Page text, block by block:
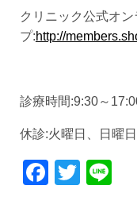
クリニック公式オ
プ:http://
診療時間:9:30～
休診:火曜日、日曜